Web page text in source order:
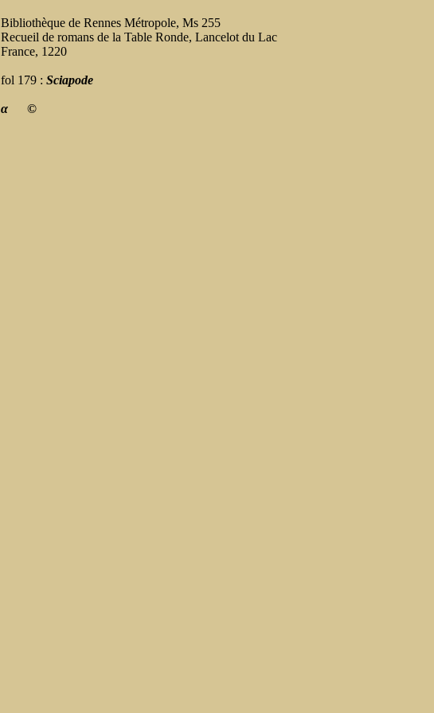
Bibliothèque de Rennes Métropole, Ms 255
Recueil de romans de la Table Ronde, Lancelot du Lac
France, 1220
fol 179 : Sciapode
α ©